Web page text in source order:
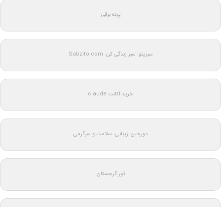
پرده برقی
سبزیتو: سبز زندگی کن: Sabzito.com
خرید اکانت claude
دورجین؛ زیبایی، سلامت و سرگرمی
تور گرجستان